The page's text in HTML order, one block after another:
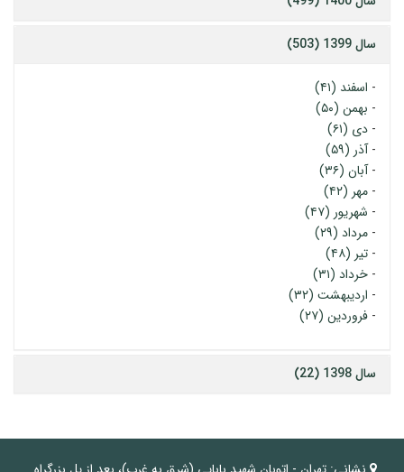
سال 1399 (503)
- اسفند (۴۱)
- بهمن (۵۰)
- دی (۶۱)
-آذر (۵۹)
-آبان (۳۶)
- مهر (۴۲)
- شهریور (۴۷)
- مرداد (۲۹)
- تیر (۴۸)
- خرداد (۳۱)
- اردیبهشت (۳۲)
- فروردین (۲۷)
سال 1398 (22)